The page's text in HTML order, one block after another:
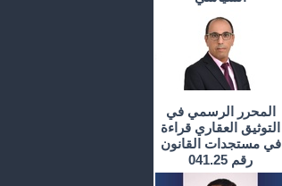
المحرر الرسمي في
التوثيق العقاري قراءة
في مستجدات القانون
رقم 041.25